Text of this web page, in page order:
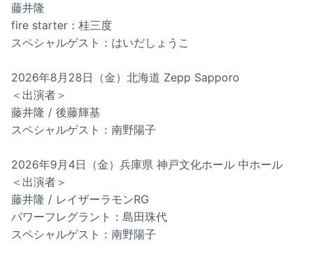
藤井隆
fire starter：桂三度
スペシャルゲスト：はいだしょうこ
2026年8月28日（金）北海道 Zepp Sapporo
＜出演者＞
藤井隆 / 後藤輝基
スペシャルゲスト：南野陽子
2026年9月4日（金）兵庫県 神戸文化ホール 中ホール
＜出演者＞
藤井隆 / レイザーラモンRG
パワーフレグラント：島田珠代
スペシャルゲスト：南野陽子